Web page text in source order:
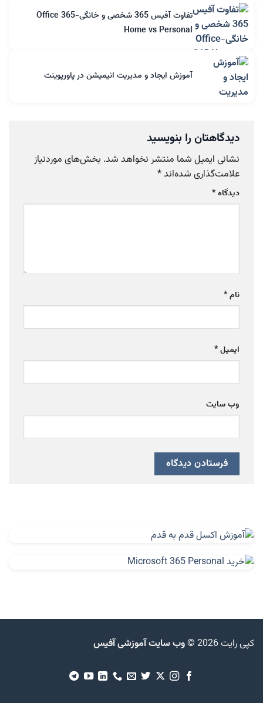
تفاوت آفیس 365 شخصی و خانگی-Office 365
Home vs Personal
آموزش ایجاد و مدیریت انیمیشن در پاورپوینت
دیدگاهتان را بنویسید
نشانی ایمیل شما منتشر نخواهد شد. بخش‌های موردنیاز
علامت‌گذاری شده‌اند*
دیدگاه*
نام*
ایمیل*
وب‌ سایت
کپی رایت 2026 © وب سایت آموزشی آفیس